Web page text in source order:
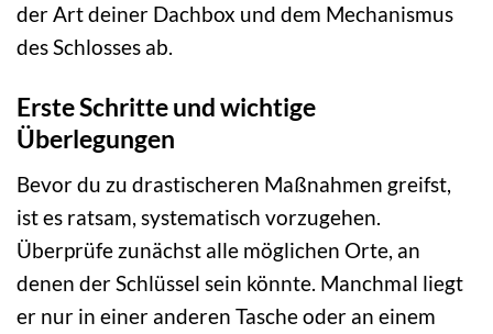
der Art deiner Dachbox und dem Mechanismus
des Schlosses ab.
Erste Schritte und wichtige
Überlegungen
Bevor du zu drastischeren Maßnahmen greifst,
ist es ratsam, systematisch vorzugehen.
Überprüfe zunächst alle möglichen Orte, an
denen der Schlüssel sein könnte. Manchmal liegt
er nur in einer anderen Tasche oder an einem